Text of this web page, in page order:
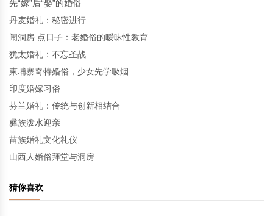
先“嫁”后“娶”的婚俗
丹麦婚礼：秘密进行
闹洞房 点日子：老婚俗的暧昧性教育
犹太婚礼：不忘圣战
柬埔寨奇特婚俗，少女先学吸烟
印度婚嫁习俗
芬兰婚礼：传统与创新相结合
彝族泼水迎亲
苗族婚礼文化礼仪
山西人婚俗拜堂与洞房
猜你喜欢